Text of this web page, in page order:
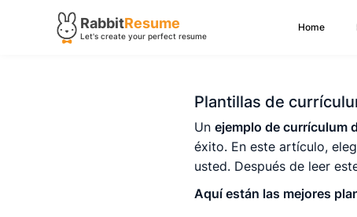
RabbitResume
Let's create your perfect resume
Home
Plantillas de
Un ejemplo de currículum
éxito. En este artículo,
usted. Después de leer
Aquí están las mejores